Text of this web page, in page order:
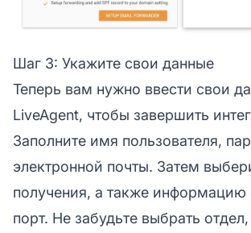
Шаг 3: Укажите свои данные
Теперь вам нужно ввести свои
LiveAgent, чтобы завершить
Заполните имя пользователя,
электронной почты. Затем
получения, а также информацию
порт. Не забудьте выбрать отдел,